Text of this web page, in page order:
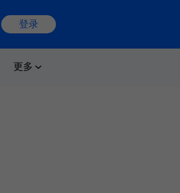
登录
更多